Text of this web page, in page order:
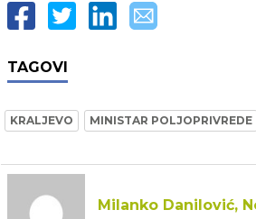
TAGOVI
KRALJEVO MINISTAR POLJOPRIVREDE
Milanko Danilović,